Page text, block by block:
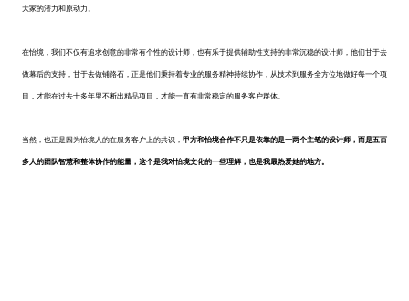
大家的潜力和原动力。
在怡境，我们不仅有追求创意的非常有个性的设计师，也有乐于提供辅助性支持的非常沉稳的设计师，他们甘于去
做幕后的支持，甘于去做铺路石，正是他们秉持着专业的服务精神持续协作，从技术到服务全方位地做好每一个项
目，才能在过去十多年里不断出精品项目，才能一直有非常稳定的服务客户群体。
当然，也正是因为怡境人的在服务客户上的共识， 甲方和怡境合作不只是依靠的是一两个主笔的设计师，而是五百
多人的团队智慧和整体协作的能量，这个是我对怡境文化的一些理解，也是我最热爱她的地方。